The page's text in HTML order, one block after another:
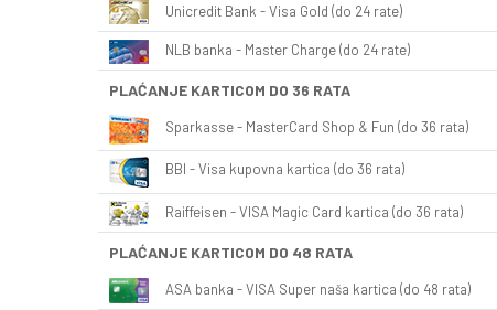
Unicredit Bank - Visa Gold (do 24 rate)
NLB banka - Master Charge (do 24 rate)
PLAĆANJE KARTICOM DO 36 RATA
Sparkasse - MasterCard Shop & Fun (do 36 rata)
BBI - Visa kupovna kartica (do 36 rata)
Raiffeisen - VISA Magic Card kartica (do 36 rata)
PLAĆANJE KARTICOM DO 48 RATA
ASA banka - VISA Super naša kartica (do 48 rata)